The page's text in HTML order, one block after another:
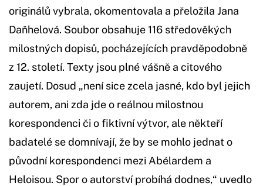
originálů vybrala, okomentovala a přeložila Jana
Daňhelová. Soubor obsahuje 116 středověkých
milostných dopisů, pocházejících pravděpodobně
z 12. století. Texty jsou plné vášně a citového
zaujetí. Dosud „není sice zcela jasné, kdo byl jejich
autorem, ani zda jde o reálnou milostnou
korespondenci či o fiktivní výtvor, ale někteří
badatelé se domnívají, že by se mohlo jednat o
původní korespondenci mezi Abélardem a
Heloisou. Spor o autorství probíhá dodnes,“ uvedlo